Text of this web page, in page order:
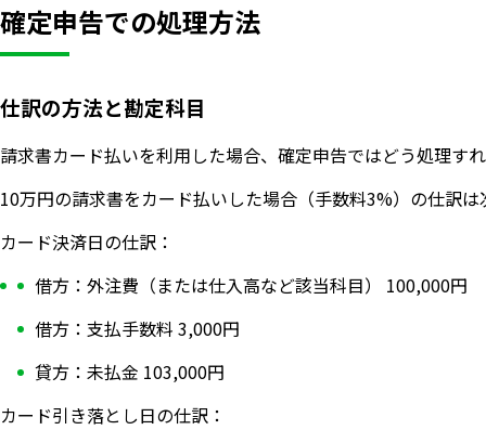
確定申告での処理方法
仕訳の方法と勘定科目
請求書カード払いを利用した場合、確定申告ではどう処理す
10万円の請求書をカード払いした場合（手数料3%）の仕訳は
カード決済日の仕訳：
借方：外注費（または仕入高など該当科目） 100,000円
借方：支払手数料 3,000円
貸方：未払金 103,000円
カード引き落とし日の仕訳：